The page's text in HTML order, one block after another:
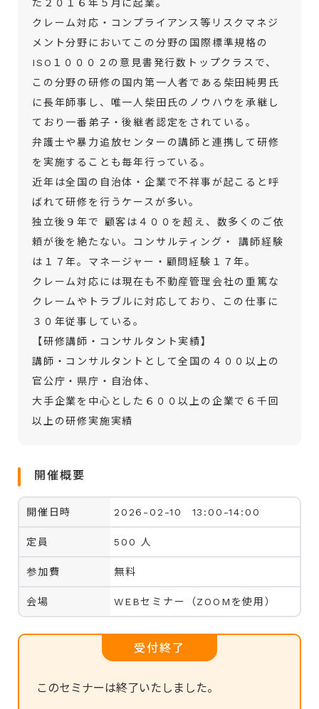
た２０１６年５月に起業。
クレーム対応・コンプライアンス等リスクマネジ
メント分野においてこの分野の国際標準規格の
ISO１０００２の意見書発行数トップクラスで、
この分野の研修の国内第一人者である柴田純男氏
に長年師事し、唯一人柴田氏のノウハウを承継し
ており一番弟子・後継者認定をされている。
弁護士や暴力追放センターの講師と連携して研修
を実施することも毎年行っている。
近年は全国の自治体・企業で不祥事が起こると呼
ばれて研修を行うケースが多い。
独立後９年で 顧客は４００を超え、数多くのご依
頼が後を絶たない。コンサルティング・ 講師経験
は１７年。マネージャー・顧問経験１７年。
クレーム対応には現在も不動産管理会社の重篤な
クレームやトラブルに対応しており、この仕事に
３０年従事している。
【研修講師・コンサルタント実績】
講師・コンサルタントとして全国の４００以上の
官公庁・県庁・自治体、
大手企業を中心とした６００以上の企業で６千回
以上の研修実施実績
開催概要
開催日時 2026-02-10 13:00-14:00
定員 500 人
参加費 無料
会場 WEBセミナー（ZOOMを使用）
受付終了
このセミナーは終了いたしました。